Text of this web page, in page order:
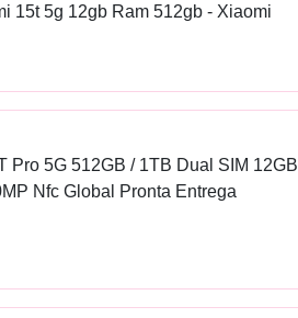
15t 5g 12gb Ram 512gb - Xiaomi
Pro 5G 512GB / 1TB Dual SIM 12GB
Nfc Global Pronta Entrega